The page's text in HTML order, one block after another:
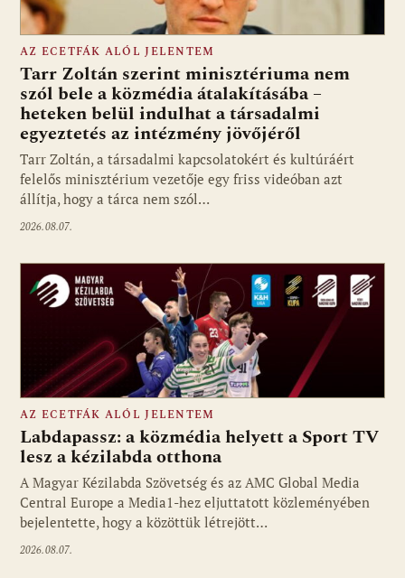
Fotó: media1.hu
AZ ECETFÁK ALÓL JELENTEM
Tarr Zoltán szerint minisztériuma nem
szól bele a közmédia átalakításába –
heteken belül indulhat a társadalmi
egyeztetés az intézmény jövőjéről
Tarr Zoltán, a társadalmi kapcsolatokért és kultúráért
felelős minisztérium vezetője egy friss videóban azt
állítja, hogy a tárca nem szól…
2026.08.07.
Fotó: media1.hu
AZ ECETFÁK ALÓL JELENTEM
Labdapassz: a közmédia helyett a Sport TV
lesz a kézilabda otthona
A Magyar Kézilabda Szövetség és az AMC Global Media
Central Europe a Media1-hez eljuttatott közleményében
bejelentette, hogy a közöttük létrejött…
2026.08.07.